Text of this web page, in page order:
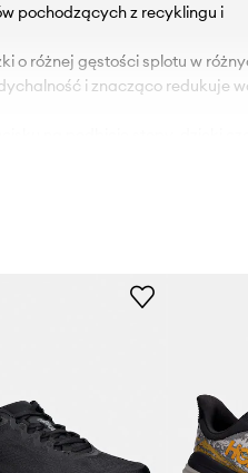
pochodzących z recyklingu i
o różnej gęstości splotu w
i znacząco redukuje
amortyzację w trakcie
śródpodeszwy,
a palcami. Tworzy to unikalny
i bezpieczeństwo po
zapewniającym stabilne
oraz techniki biegu. Dzięki tej